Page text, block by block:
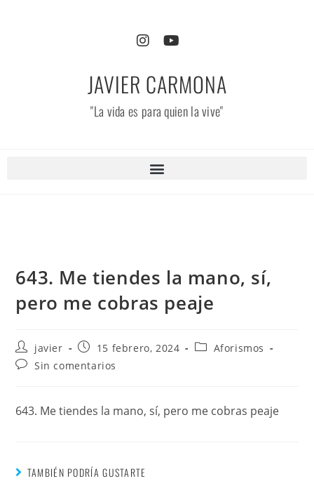
JAVIER CARMONA
"La vida es para quien la vive"
643. Me tiendes la mano, sí,
pero me cobras peaje
javier 15 febrero, 2024
Aforismos
Sin comentarios
643. Me tiendes la mano, sí, pero me cobras peaje
TAMBIÉN PODRÍA GUSTARTE